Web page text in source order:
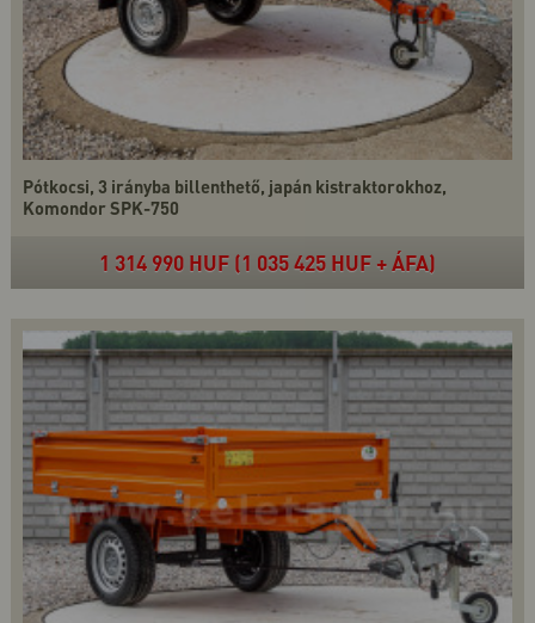
Pótkocsi, 3 irányba billenthető, japán kistraktorokhoz,
Komondor SPK-750
1 314 990 HUF (1 035 425 HUF + ÁFA)